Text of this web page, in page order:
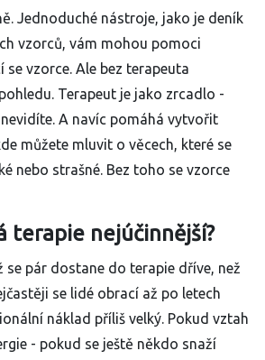
Jednoduché nástroje, jako je deník
vzorců, vám mohou pomoci
vzorce. Ale bez terapeuta
Terapeut je jako zrcadlo -
A navíc pomáhá vytvořit
můžete mluvit o věcech, které se
nebo strašné. Bez toho se vzorce
terapie nejúčinnější?
se pár dostane do terapie dříve, než
se lidé obrací až po letech
náklad příliš velký. Pokud vztah
- pokud se ještě někdo snaží